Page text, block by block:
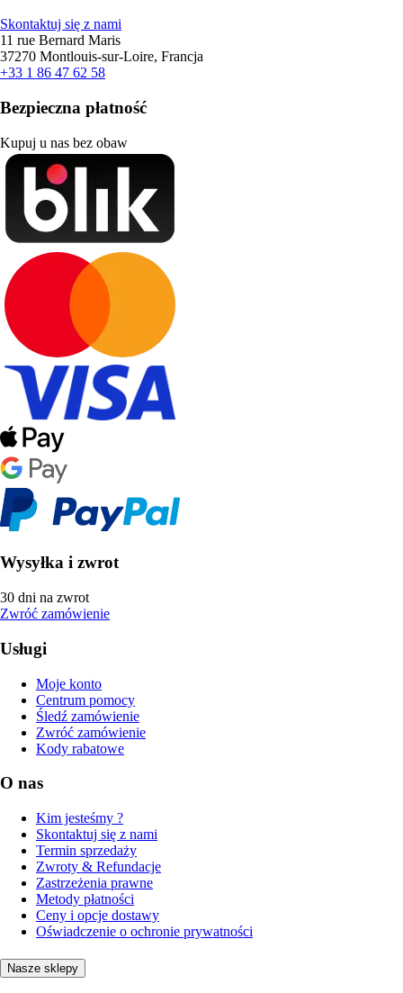
Skontaktuj się z nami
11 rue Bernard Maris
37270 Montlouis-sur-Loire, Francja
+33 1 86 47 62 58
Bezpieczna płatność
Kupuj u nas bez obaw
Wysyłka i zwrot
30 dni na zwrot
Zwróć zamówienie
Usługi
Moje konto
Centrum pomocy
Śledź zamówienie
Zwróć zamówienie
Kody rabatowe
O nas
Kim jesteśmy ?
Skontaktuj się z nami
Termin sprzedaży
Zwroty & Refundacje
Zastrzeżenia prawne
Metody płatności
Ceny i opcje dostawy
Oświadczenie o ochronie prywatności
Nasze sklepy